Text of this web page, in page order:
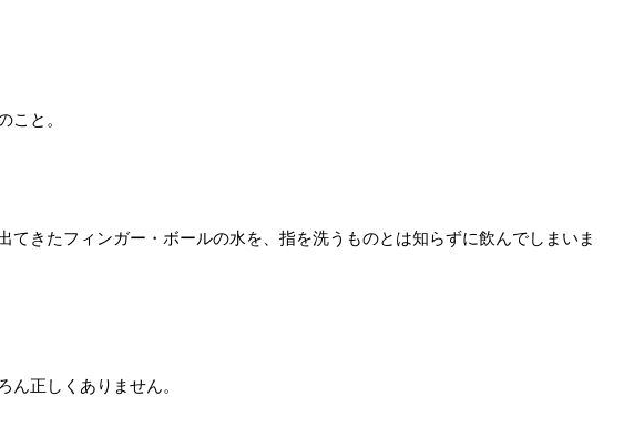
こと。
てきたフィンガー・ボールの水を、指を洗うものとは知らずに飲んでしまいま
ん正しくありません。